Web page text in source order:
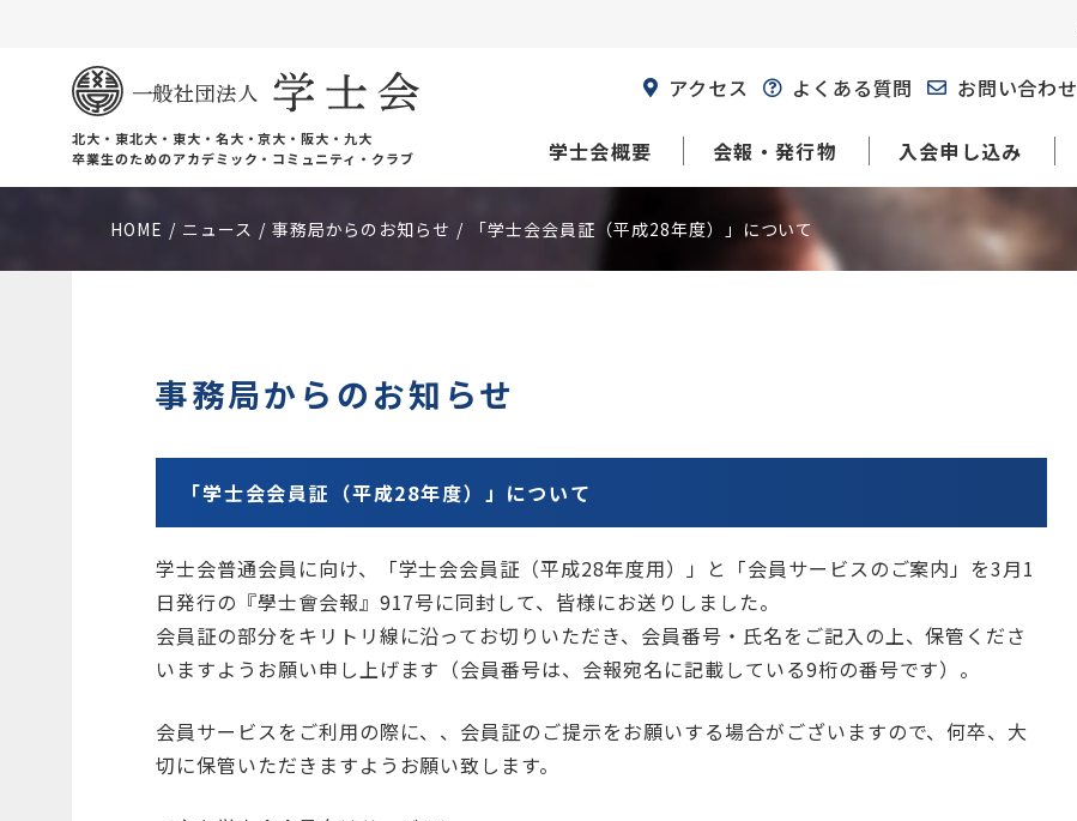
北大・東北大・東大・名大・京大・阪大・九大
卒業生のためのアカデミック・コミュニティ・クラブ
学士会概要 会報・発行物 入会申し込み
アクセス よくある質問 お問い合わせ
HOME ニュース 事務局からのお知らせ 「学士会会員証（平成28年度）」について
事務局からのお知らせ
「学士会会員証（平成28年度）」について
学士会普通会員に向け、「学士会会員証（平成28年度用）」と「会員サービスのご案内」を3月1
日発行の『學士會会報』917号に同封して、皆様にお送りしました。
会員証の部分をキリトリ線に沿ってお切りいただき、会員番号・氏名をご記入の上、保管くださ
いますようお願い申し上げます（会員番号は、会報宛名に記載している9桁の番号です）。
会員サービスをご利用の際に、、会員証のご提示をお願いする場合がございますので、何卒、大
切に保管いただきますようお願い致します。